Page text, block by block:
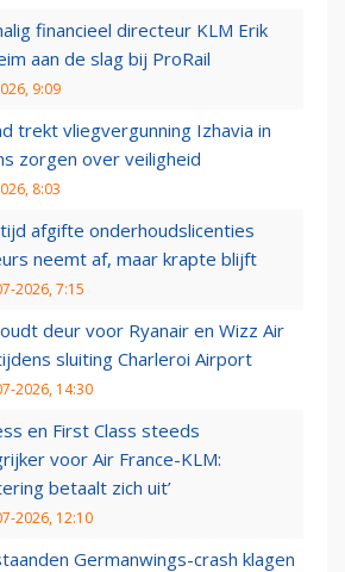
financieel directeur KLM Erik
aan de slag bij ProRail
9:09
trekt vliegvergunning Izhavia in
zorgen over veiligheid
8:03
afgifte onderhoudslicenties
neemt af, maar krapte blijft
2026, 7:15
deur voor Ryanair en Wizz Air
sluiting Charleroi Airport
2026, 14:30
en First Class steeds
voor Air France-KLM:
betaalt zich uit’
2026, 12:10
Germanwings-crash klagen